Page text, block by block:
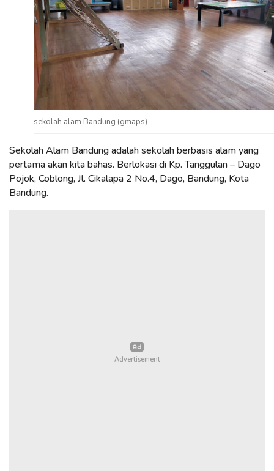
sekolah alam Bandung (gmaps)
Sekolah Alam Bandung adalah sekolah berbasis alam yang
pertama akan kita bahas. Berlokasi di Kp. Tanggulan – Dago
Pojok, Coblong, Jl. Cikalapa 2 No.4, Dago, Bandung, Kota
Bandung.